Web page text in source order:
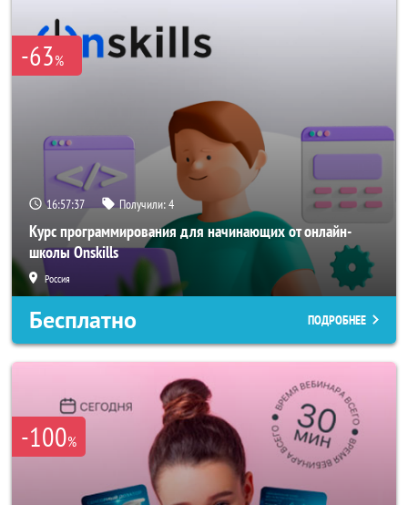
-63%
16:57:34 Получили:4
Курс программирования для начинающих от онлайн-
школы Onskills
Россия
Бесплатно ПОДРОБНЕЕ
-100%